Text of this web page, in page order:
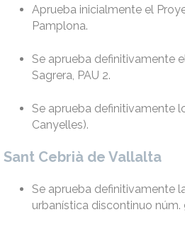
Aprueba inicialmente el
Pamplona.
Se aprueba definitivamente
Sagrera, PAU 2.
Se aprueba definitivamente
Canyelles).
Sant Cebrià de Vallalta
Se aprueba definitivamente
urbanística discontinuo núm.